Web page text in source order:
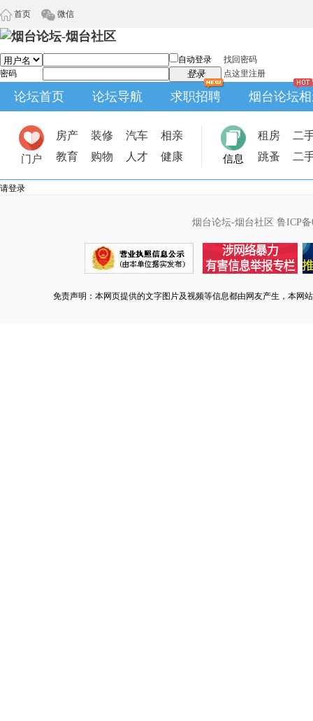
首页 微信
自动登录
找回密码
密码
登录 点这里注册
论坛首页 论坛导航 求职招聘 烟台论坛
门户
房产 装修 汽车
相亲
教育
购物 人才 健康 信息
租房
二
跳蚤
二
请登录
烟台论坛-烟台社区 鲁ICP备
免责声明：本网页提供的文字图片及视频等信息都由网友产生，本网